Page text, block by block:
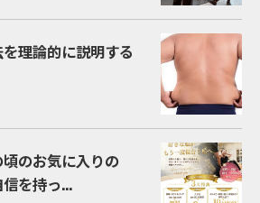
理論的に説明する
頃のお気に入りの
を持っ...